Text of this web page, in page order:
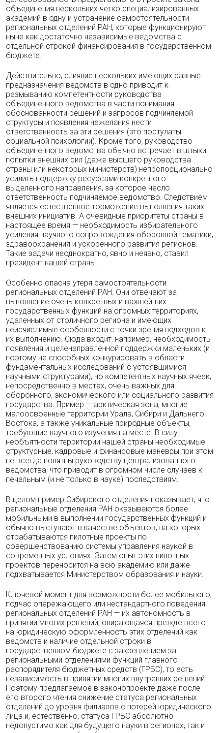
объединения нескольких четко специализированных
академий в одну и устранение самостоятельности
региональных отделений РАН, которые функционируют
ныне как достаточно независимые ведомства с
отдельной строкой финансирования в государственном
бюджете.
Действительно, слияние нескольких имеющих разные
предназначения ведомств в одно приводит к
размыванию компетентности руководства
объединенного ведомства в части понимания
обоснованности решений и запросов подчиняемой
структуры и появления нежелания нести
ответственность за эти решения (это постулаты
социальной психологии). Кроме того, руководство
объединенного ведомства обычно встречает в штыки
попытки внешних сил (даже высшего руководства
страны или некоторых министерств) непропорционально
усилить поддержку ресурсами конкретного
выделенного направления, за которое несло
ответственность подчиняемое ведомство. Следствием
является естественное торможение выполнения таких
внешних инициатив. А очевидные приоритеты страны в
настоящее время — необходимость избирательного
усиления научного сопровождения оборонной тематики,
здравоохранения и ускоренного развития регионов.
Такие задачи неоднократно, явно и неявно, ставил
президент нашей страны.
Особенно опасна утеря самостоятельности
региональных отделений РАН. Они отвечают за
выполнение очень конкретных и важнейших
государственных функций на огромных территориях,
удаленных от столичного региона и имеющих
неисчислимые особенности с точки зрения подходов к
их выполнению. Сюда входит, например, необходимость
появления и целенаправленной поддержки маленьких (и
поэтому не способных конкурировать в области
фундаментальных исследований с устоявшимися
научными структурами), но компетентных научных ячеек,
непосредственно в местах, очень важных для
оборонного, экономического или социального развития
государства. Пример — арктическая зона, многие
малоосвоенные территории Урала, Сибири и Дальнего
Востока, а также уникальные природные объекты,
требующие научного изучения на месте. В силу
необъятности территории нашей страны необходимые
структурные, кадровые и финансовые маневры при этом
не всегда понятны руководству централизованного
ведомства, что приводит в огромном числе случаев к
печальным (и не только в науке) последствиям.
В целом пример Сибирского отделения показывает, что
региональные отделения РАН оказываются более
мобильными в выполнении государственных функций и
обычно выступают в качестве объектов, на которых
отрабатываются пилотные проекты по
совершенствованию системы управления наукой в
современных условиях. Затем опыт этих пилотных
проектов переносится на всю академию или даже
подхватывается Министерством образования и науки.
Ключевой момент для возможности более мобильного,
подчас опережающего или нестандартного поведения
региональных отделений РАН — их автономность в
принятии многих решений, опирающаяся прежде всего
на юридическую оформленность этих отделений как
ведомств и наличие отдельной строки в
государственном бюджете с закреплением за
региональными отделениями функций главного
распорядителя бюджетных средств (ГРБС), то есть
независимость в принятии многих внутренних решений.
Поэтому предлагаемое в законопроекте даже после
его второго чтения снижение статуса региональных
отделений до уровня филиалов с потерей юридического
лица и, естественно, статуса ГРБС абсолютно
недопустимо как для будущего науки в регионах, так и